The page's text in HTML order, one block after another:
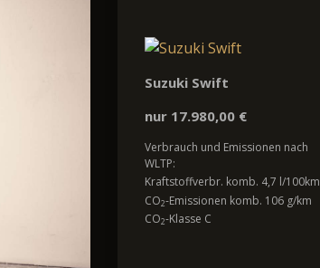
Suzuki Swift
nur 17.980,00 €
Verbrauch und Emissionen nach
WLTP:
Kraftstoffverbr. komb. 4,7 l/100km
CO2-Emissionen komb. 106 g/km
CO2-Klasse C